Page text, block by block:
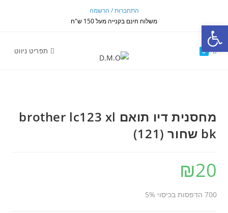
content
התחברות / הרשמה
משלוח חינם בקנייה מעל 150 ש"ח
תפריט ניווט 0
מחסנית דיו תואם brother lc123 xl
bk שחור (121)
₪20
700 הדפסות בכיסוי 5%
פתח סרגל נגישות